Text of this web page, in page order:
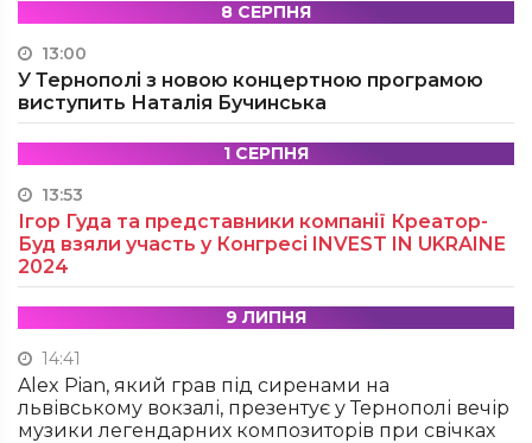
8 СЕРПНЯ
13:00
У Тернополі з новою концертною програмою
виступить Наталія Бучинська
1 СЕРПНЯ
13:53
Ігор Гуда та представники компанії Креатор-
Буд взяли участь у Конгресі INVEST IN UKRAINE
2024
9 ЛИПНЯ
14:41
Alex Pian, який грав під сиренами на
львівському вокзалі, презентує у Тернополі вечір
музики легендарних композиторів при свічках